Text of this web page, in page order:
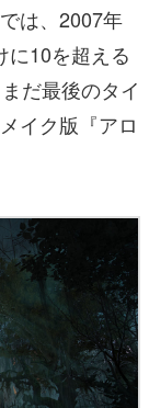
は、2007年
に10を超える
だ最後のタイ
イク版『アロ